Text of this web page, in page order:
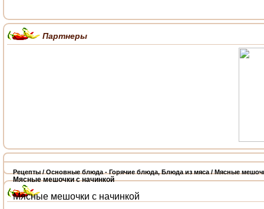
Партнеры
Рецепты/Основные блюда - Горячие блюда,Блюда из мяса/ Мясные
Мясные мешочки с начинкой
Мясные мешочки с начинкой